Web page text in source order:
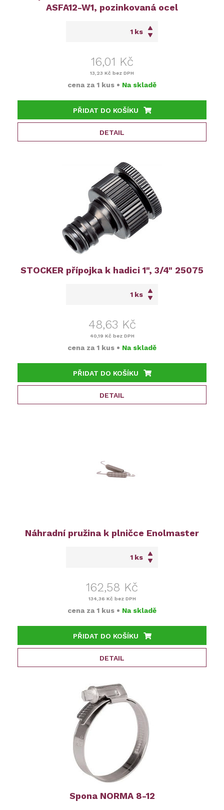
ASFA12-W1, pozinkovaná ocel
ks
16,01 Kč
13,23 Kč bez DPH
cena za 1 kus • Na skladě
PŘIDAT DO KOŠÍKU
DETAIL
STOCKER přípojka k hadici 1", 3/4" 25075
ks
48,63 Kč
40,19 Kč bez DPH
cena za 1 kus • Na skladě
PŘIDAT DO KOŠÍKU
DETAIL
Náhradní pružina k plničce Enolmaster
ks
162,58 Kč
134,36 Kč bez DPH
cena za 1 kus • Na skladě
PŘIDAT DO KOŠÍKU
DETAIL
Spona NORMA 8-12